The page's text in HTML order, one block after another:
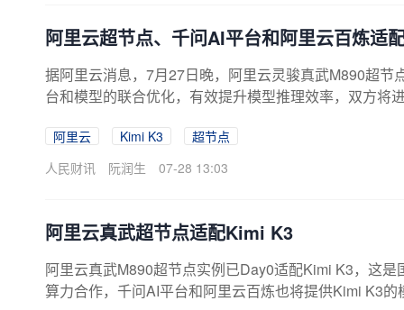
阿里云超节点、千问AI平台和阿里云百炼适
据阿里云消息，7月27日晚，阿里云灵骏真武M890超
台和模型的联合优化，有效提升模型推理效率，双方将
阿里云 Kimi K3
超节点
人民财讯
阮润生 07-28 13:03
阿里云真武超节点适配Kimi K3
阿里云真武M890超节点实例已Day0适配Kimi K3，这
算力合作，千问AI平台和阿里云百炼也将提供Kimi K3的